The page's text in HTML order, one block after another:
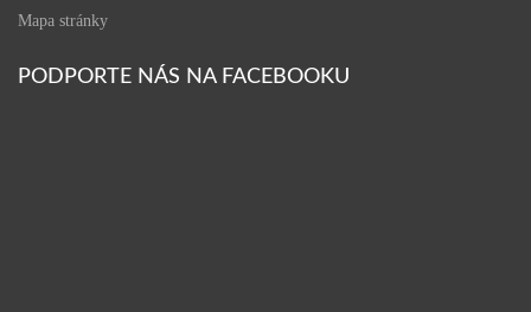
Mapa stránky
PODPORTE NÁS NA FACEBOOKU